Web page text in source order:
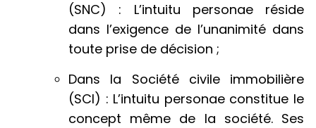
(SNC) : L’intuitu personae réside
dans l’exigence de l’unanimité dans
toute prise de décision ;
Dans la Société civile immobilière
(SCI) : L’intuitu personae constitue le
concept même de la société. Ses